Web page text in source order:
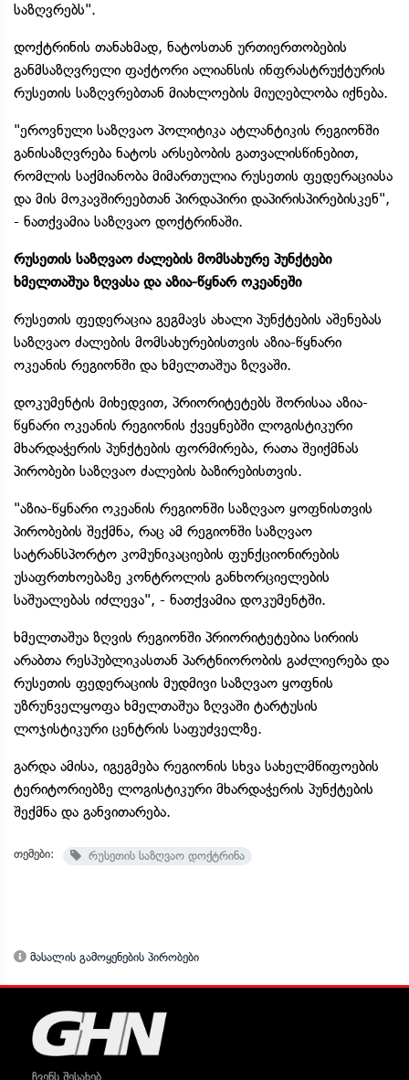
საზღვრებს".
დოქტრინის თანახმად, ნატოსთან ურთიერთობების
განმსაზღვრელი ფაქტორი ალიანსის ინფრასტრუქტურის
რუსეთის საზღვრებთან მიახლოების მიუღებლობა იქნება.
"ეროვნული საზღვაო პოლიტიკა ატლანტიკის რეგიონში
განისაზღვრება ნატოს არსებობის გათვალისწინებით,
რომლის საქმიანობა მიმართულია რუსეთის ფედერაციასა
და მის მოკავშირეებთან პირდაპირი დაპირისპირებისკენ",
- ნათქვამია საზღვაო დოქტრინაში.
რუსეთის საზღვაო ძალების მომსახურე პუნქტები
ხმელთაშუა ზღვასა და აზია-წყნარ ოკეანეში
რუსეთის ფედერაცია გეგმავს ახალი პუნქტების აშენებას
საზღვაო ძალების მომსახურებისთვის აზია-წყნარი
ოკეანის რეგიონში და ხმელთაშუა ზღვაში.
დოკუმენტის მიხედვით, პრიორიტეტებს შორისაა აზია-
წყნარი ოკეანის რეგიონის ქვეყნებში ლოგისტიკური
მხარდაჭერის პუნქტების ფორმირება, რათა შეიქმნას
პირობები საზღვაო ძალების ბაზირებისთვის.
"აზია-წყნარი ოკეანის რეგიონში საზღვაო ყოფნისთვის
პირობების შექმნა, რაც ამ რეგიონში საზღვაო
სატრანსპორტო კომუნიკაციების ფუნქციონირების
უსაფრთხოებაზე კონტროლის განხორციელების
საშუალებას იძლევა", - ნათქვამია დოკუმენტში.
ხმელთაშუა ზღვის რეგიონში პრიორიტეტებია სირიის
არაბთა რესპუბლიკასთან პარტნიორობის გაძლიერება და
რუსეთის ფედერაციის მუდმივი საზღვაო ყოფნის
უზრუნველყოფა ხმელთაშუა ზღვაში ტარტუსის
ლოჯისტიკური ცენტრის საფუძველზე.
გარდა ამისა, იგეგმება რეგიონის სხვა სახელმწიფოების
ტერიტორიებზე ლოგისტიკური მხარდაჭერის პუნქტების
შექმნა და განვითარება.
თემები: რუსეთის საზღვაო დოქტრინა
მასალის გამოყენების პირობები
ჩვენს შესახებ